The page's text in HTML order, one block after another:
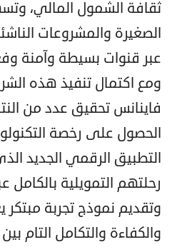
ثقافة الشمول المالي،
الصغيرة والمشروعات
عبر قنوات بسيطة وآمنة
ومع اكتمال تنفيذ هذه
فاينانس تحقيق عدد من
الحصول على رخصة
التطبيق الرقمي الجديد
رحلتهم التمويلية بالكامل
وتقديم نموذج تجربة
والكفاءة والتكامل التام